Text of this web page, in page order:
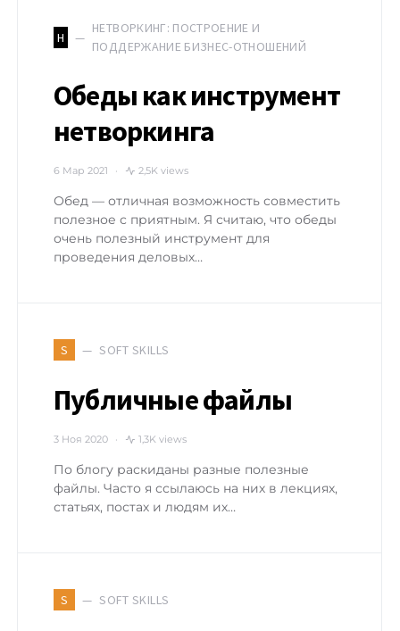
Н
НЕТВОРКИНГ: ПОСТРОЕНИЕ И
ПОДДЕРЖАНИЕ БИЗНЕС-ОТНОШЕНИЙ
Обеды как инструмент
нетворкинга
6 Мар 2021 2,5K views
Обед — отличная возможность совместить
полезное с приятным. Я считаю, что обеды
очень полезный инструмент для
проведения деловых…
S SOFT SKILLS
Публичные файлы
3 Ноя 2020 1,3K views
По блогу раскиданы разные полезные
файлы. Часто я ссылаюсь на них в лекциях,
статьях, постах и людям их…
S SOFT SKILLS